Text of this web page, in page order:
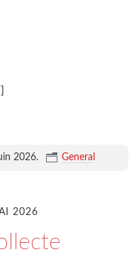
2026. General
2026